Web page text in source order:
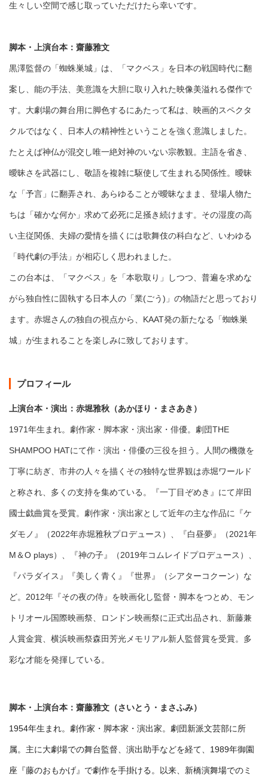
生々しい空間で感じ取っていただけたら幸いです。
脚本・上演台本：齋藤雅文
黒澤監督の「蜘蛛巣城」は、「マクベス」を日本の戦国時代に翻
案し、能の手法、美意識を大胆に取り入れた映像美溢れる傑作で
す。大劇場の舞台用に脚色するにあたって私は、映画的スペクタ
クルではなく、日本人の精神性ということを強く意識しました。
たとえば神仏が混交し唯一絶対神のいない宗教観。主語を省き、
曖昧さを武器にし、敬語を複雑に駆使して生まれる関係性。曖昧
な「予言」に翻弄され、あらゆることが曖昧なまま、登場人物た
ちは「確かな何か」求めて必死に足掻き続けます。その湿度の高
い主従関係、夫婦の愛情を描くには歌舞伎の科白など、いわゆる
「時代劇の手法」が相応しく思われました。
この台本は、「マクベス」を「本歌取り」しつつ、普遍を求めな
がら独自性に固執する日本人の「業(ごう)」の物語だと思っており
ます。赤堀さんの独自の視点から、KAAT発の新たなる「蜘蛛巣
城」が生まれることを楽しみに致しております。
プロフィール
上演台本・演出：赤堀雅秋（あかほり・まさあき）
1971年生まれ。劇作家・脚本家・演出家・俳優。劇団THE
SHAMPOO HATにて作・演出・俳優の三役を担う。人間の機微を
丁寧に紡ぎ、市井の人々を描くその独特な世界観は赤堀ワールド
と称され、多くの支持を集めている。『一丁目ぞめき』にて岸田
國士戯曲賞を受賞。劇作家・演出家として近年の主な作品に『ケ
ダモノ』（2022年赤堀雅秋プロデュース）、『白昼夢』（2021年
M＆O plays）、『神の子』（2019年コムレイドプロデュース）、
『パラダイス』『美しく青く』『世界』（シアターコクーン）な
ど。2012年『その夜の侍』を映画化し監督・脚本をつとめ、モン
トリオール国際映画祭、ロンドン映画祭に正式出品され、新藤兼
人賞金賞、横浜映画祭森田芳光メモリアル新人監督賞を受賞。多
彩な才能を発揮している。
脚本・上演台本：齋藤雅文（さいとう・まさふみ）
1954年生まれ。劇作家・脚本家・演出家。劇団新派文芸部に所
属。主に大劇場での舞台監督、演出助手などを経て、1989年御園
座『藤のおもかげ』で劇作を手掛ける。以来、新橋演舞場でのミ